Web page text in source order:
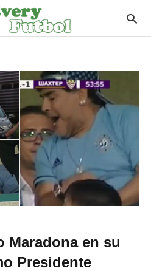
Maradona en su
Presidente